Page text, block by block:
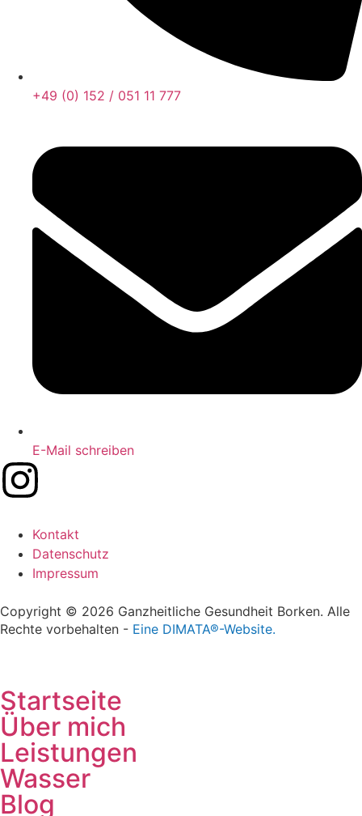
+49 (0) 152 / 051 11 777
E-Mail schreiben
Kontakt
Datenschutz
Impressum
Copyright © 2026 Ganzheitliche Gesundheit Borken. Alle
Rechte vorbehalten - Eine DIMATA®-Website.
Startseite
Über mich
Leistungen
Wasser
Blog